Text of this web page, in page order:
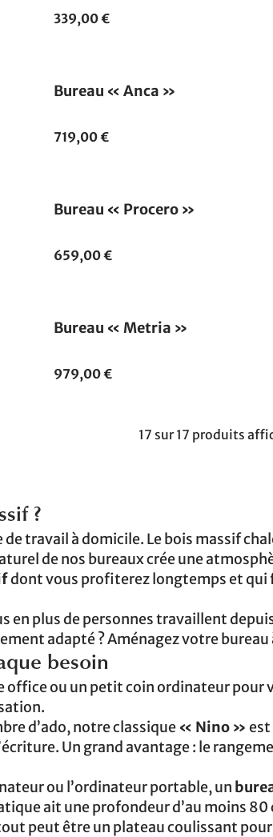
339,00 €
Bureau « Anca »
719,00 €
Bureau « Procero »
659,00 €
Bureau « Metria »
979,00 €
17 sur 17 produits
?
travail à domicile. Le bois massif
de nos bureaux crée une
dont vous profiterez longtemps et
en plus de personnes travaillent
adapté ? Aménagez votre
besoin
office ou un petit coin ordinateur pour
d’ado, notre classique « Nino »
Un grand avantage : le
ou l’ordinateur portable, un
ait une profondeur d’au moins
peut être un plateau coulissant